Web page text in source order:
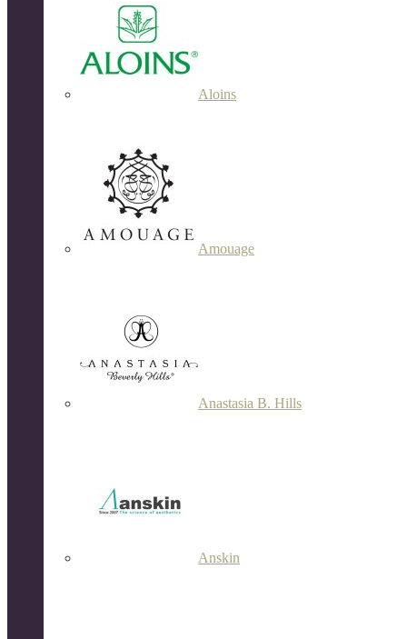
Aloins
Amouage
Anastasia B. Hills
Anskin